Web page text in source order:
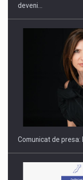
PUTTING
INTERNATIONAL
deveni…
Comunicat de presa: